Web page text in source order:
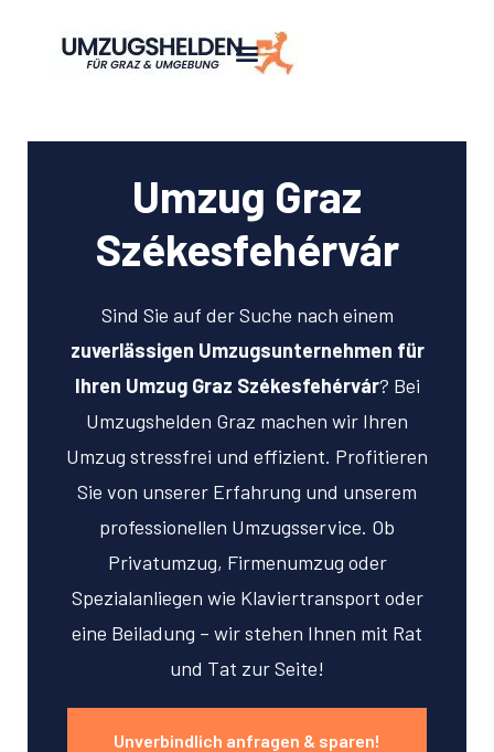
Umzug Graz
Székesfehérvár
Sind Sie auf der Suche nach einem
zuverlässigen Umzugsunternehmen für
Ihren Umzug Graz Székesfehérvár? Bei
Umzugshelden Graz machen wir Ihren
Umzug stressfrei und effizient. Profitieren
Sie von unserer Erfahrung und unserem
professionellen Umzugsservice. Ob
Privatumzug, Firmenumzug oder
Spezialanliegen wie Klaviertransport oder
eine Beiladung – wir stehen Ihnen mit Rat
und Tat zur Seite!
Unverbindlich anfragen & sparen!